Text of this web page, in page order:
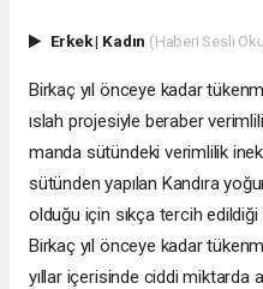
Erkek| Kadın (Haberi Sesli
Birkaç yıl önceye kadar
ıslah projesiyle beraber
manda sütündeki verimlilik
sütünden yapılan Kandıra
olduğu için sıkça tercih edildiği
Birkaç yıl önceye kadar
yıllar içerisinde ciddi miktarda